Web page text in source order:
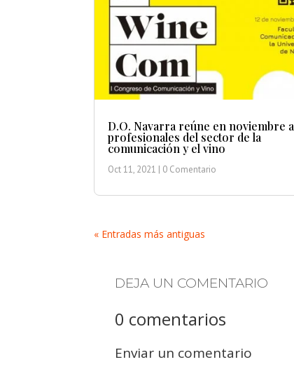
D.O. Navarra reúne en noviembre a
profesionales del sector de la
comunicación y el vino
Oct 11, 2021 | 0 Comentario
« Entradas más antiguas
DEJA UN COMENTARIO
0 comentarios
Enviar un comentario